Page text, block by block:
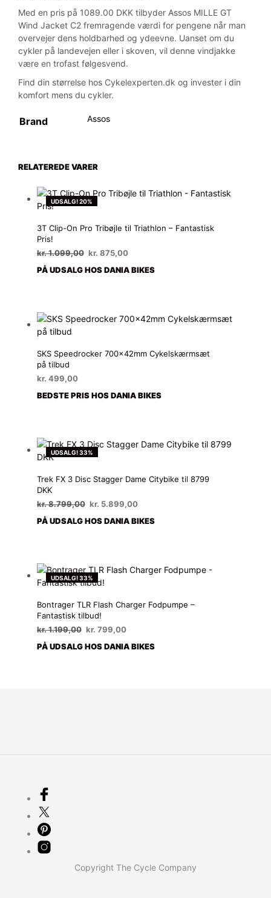
Med en pris på 1089.00 DKK tilbyder Assos MILLE GT
Wind Jacket C2 fremragende værdi for pengene når man
overvejer dens holdbarhed og ydeevne. Uanset om du
cykler på landevejen eller i skoven, vil denne vindjakke
være en trofast følgesvend.
Find din størrelse hos Cykelexperten.dk og invester i din
komfort mens du cykler.
Brand Assos
RELATEREDE VARER
UDSALG! 20%
3T Clip-On Pro Tribøjle til Triathlon – Fantastisk
Pris!
kr.1.099,00 Den
pris
kr. 875,00Den
pris
PÅ UDSALG HOS DANIA BIKES
SKS Speedrocker 700x42mm Cykelskærmsæt
på tilbud
kr. 499,00
BEDSTE PRIS HOS DANIA BIKES
UDSALG! 33%
Trek FX 3 Disc Stagger Dame Citybike til 8799
DKK
kr.8.799,00 Den
pris
kr. 5.899,00Den
pris
PÅ UDSALG HOS DANIA BIKES
UDSALG! 33%
Bontrager TLR Flash Charger Fodpumpe –
Fantastisk tilbud!
kr.1.199,00 Den
pris
kr. 799,00Den
pris
PÅ UDSALG HOS DANIA BIKES
Copyright The Cycle Company